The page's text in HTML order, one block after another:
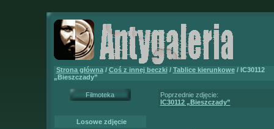
Strona główna/ Coś z innej beczki/ Tablice kierunkowe/ IC30112
„Bieszczady”
Filmoteka
Losowe zdjęcie
Poprzednie zdjęcie:
IC30112 „Bieszczady”